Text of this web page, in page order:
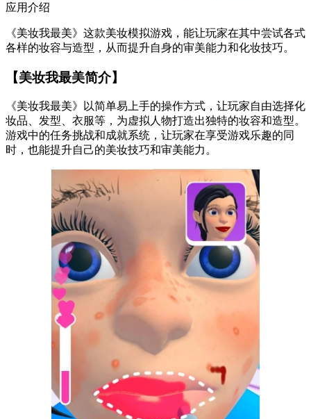
应用介绍
《美妆我最美》这款美妆模拟游戏，能让玩家在其中尝试各式
各样的妆容与造型，从而提升自身的审美能力和化妆技巧。
【美妆我最美简介】
《美妆我最美》以简单易上手的操作方式，让玩家自由选择化
妆品、发型、衣服等，为虚拟人物打造出独特的妆容和造型。
游戏中的任务挑战和成就系统，让玩家在享受游戏乐趣的同
时，也能提升自己的美妆技巧和审美能力。